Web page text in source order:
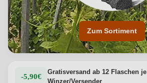
Zum Sortiment
-5,90€
Gratisversand ab 12 Flaschen je
Winzer/Versender